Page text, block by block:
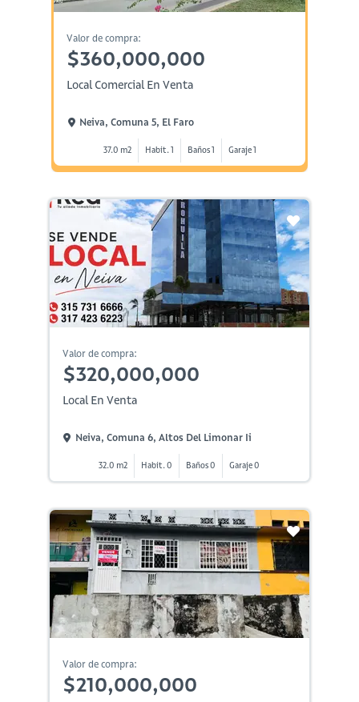
Valor de compra:
$360,000,000
Local Comercial En Venta
Neiva, Comuna 5, El Faro
37.0 m2 Habit. 1 Baños 1 Garaje 1
Valor de compra:
$320,000,000
Local En Venta
Neiva, Comuna 6, Altos Del Limonar Ii
32.0 m2 Habit. 0 Baños 0 Garaje 0
Valor de compra:
$210,000,000